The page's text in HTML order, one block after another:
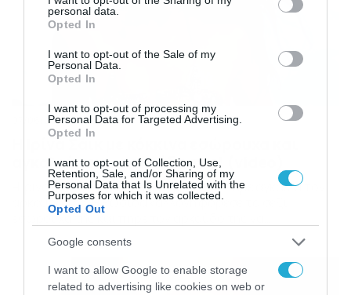
grant or deny consent to Google and its third-party tags to
use your data for below specified purposes in below Google
consent section.
personal data.
Opted In
I want to opt-out of the Sale of my
Personal Data.
Opted In
I want to opt-out of processing my
Personal Data for Targeted Advertising.
Opted In
I want to opt-out of Collection, Use,
Retention, Sale, and/or Sharing of my
Personal Data that Is Unrelated with the
Purposes for which it was collected.
Opted Out
Google consents
I want to allow Google to enable storage
related to advertising like cookies on web or
07/06/2016 07:45
Η Ιρίνα Σάικ με κόκκινα εσώρουχα και
αγκαλιά τον… αρκούδο της! (video)
Η Ιρίνα φαίνεται ότι ήθελε αγάπη και πήρε αγκαλιά τον
αρκούδο της. Η Ρωσίδα καλλονή φόρεσε τα σέξι
εσώρουχα της και πήρε τον αρκούδο της να
φωτογραφηθούν. Το μοντέλο φαίνεται πως δεν είναι
και στα καλύτερα του καθώς μετά το χωρισμό της με τον
Ρονάλντο, σπάνια τη βλέπουμε χαρούμενη. PHOTO
GALLERY 1/1